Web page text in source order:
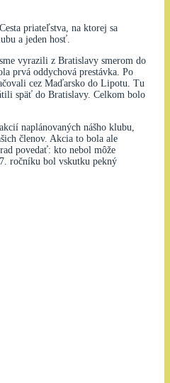
priateľstva, na ktorej sa
a jeden hosť.
vyrazili z Bratislavy smerom do
prvá oddychová prestávka. Po
cez Maďarsko do Lipotu. Tu
späť do Bratislavy. Celkom bolo
naplánovaných nášho klubu,
členov. Akcia to bola ale
povedať: kto nebol môže
ročníku bol vskutku pekný